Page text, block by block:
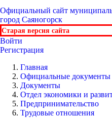
Официальный сайт
город Саяногорск
Старая версия сайта
Войти
Регистрация
Главная
Официальные документы
Документы
Отдел экономики и
Предпринимательство
Трудовые отношения